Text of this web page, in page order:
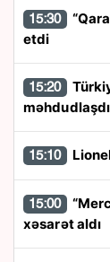
15:30
etdi
15:20
15:10
15:00
xəsarət aldı